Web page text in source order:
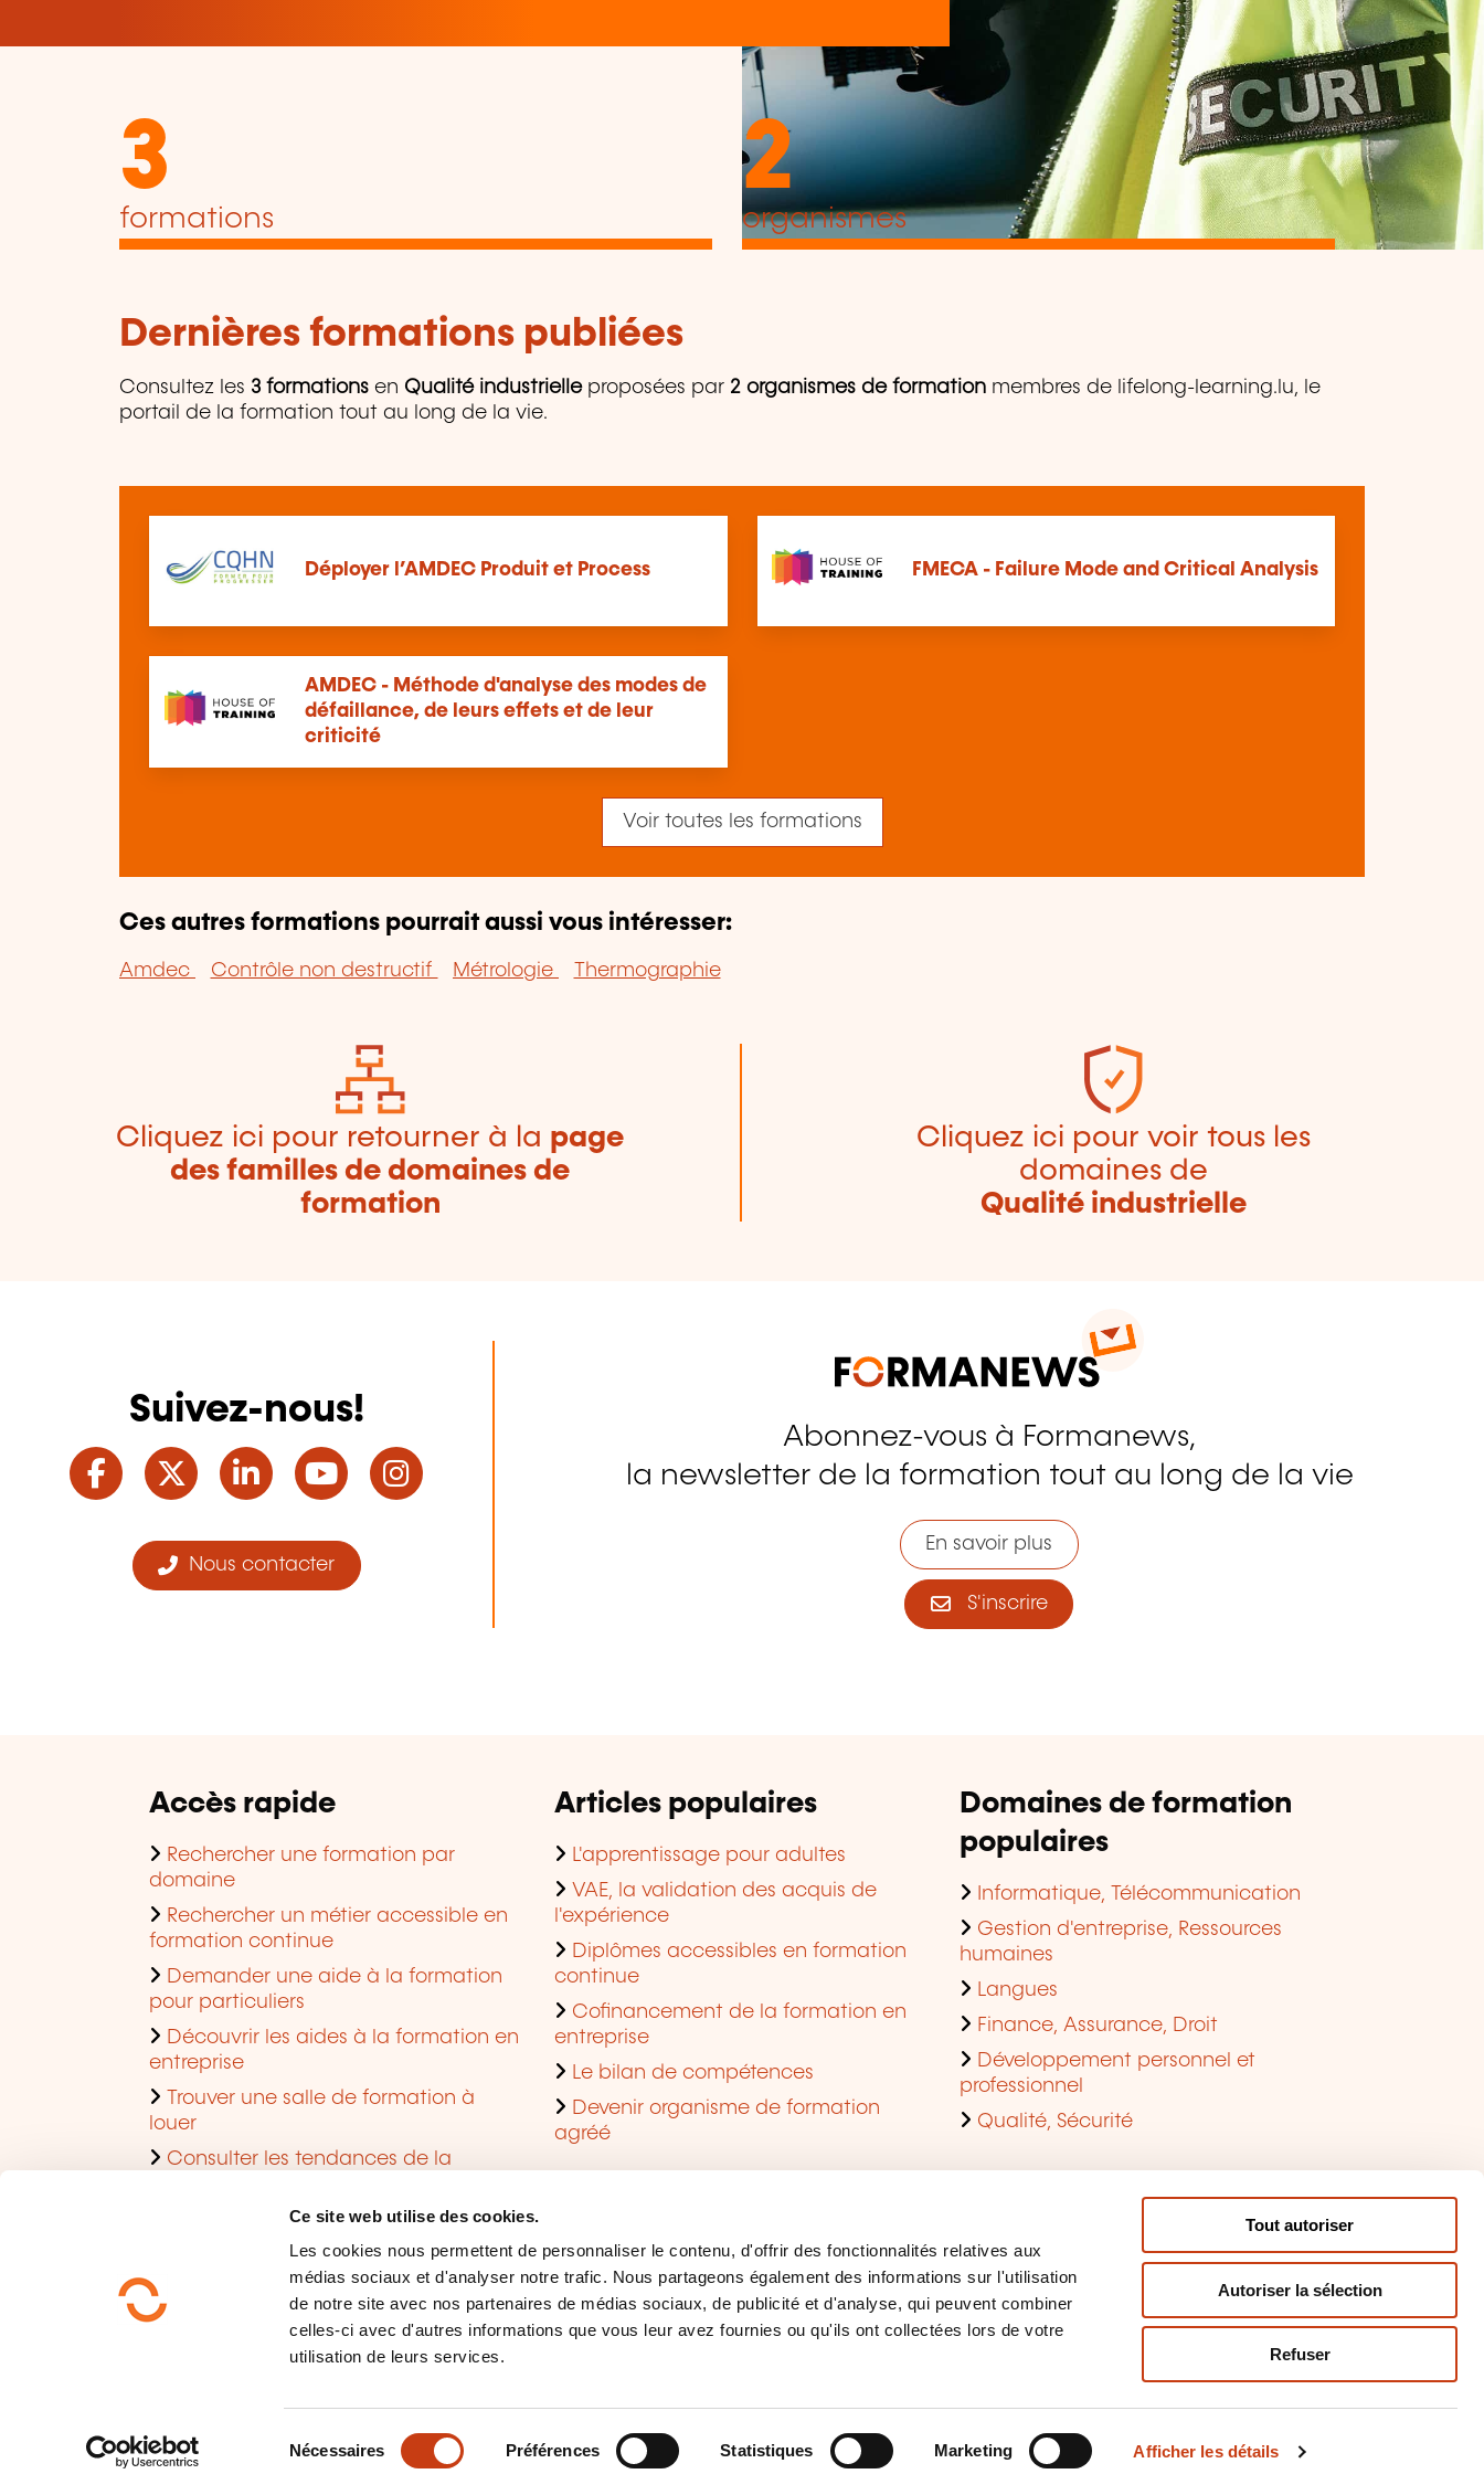
Ce site web utilise des cookies.
Les cookies nous permettent de personnaliser le contenu, d'offrir des fonctionnalités relatives aux
médias sociaux et d'analyser notre trafic. Nous partageons également des informations sur l'utilisation
de notre site avec nos partenaires de médias sociaux, de publicité et d'analyse, qui peuvent combiner
celles-ci avec d'autres informations que vous leur avez fournies ou qu'ils ont collectées lors de votre
utilisation de leurs services.
Nécessaires Préférences Statistiques Marketing Afficher les détails
Tout autoriser
Autoriser la sélection
Refuser
3
formations
2
organismes
Dernières formations publiées
Consultez les 3 formations en Qualité industrielleproposées par 2 organismes de formation membres de lifelong-learning.lu, le
portail de la formation tout au long de la vie.
Déployer l’AMDEC Produit et Process FMECA - Failure Mode and Critical Analysis
AMDEC - Méthode d'analyse des modes de
défaillance, de leurs effets et de leur
criticité
Voir toutes les formations
Ces autres formations pourrait aussi vous intéresser:
Amdec Contrôle non destructif Métrologie Thermographie
Cliquez ici pour retourner à la page
des familles de domaines de
formation
Cliquez ici pour voir tous les
domaines de
Qualité industrielle
Suivez-nous!
Facebook
TwitterLinkedInYouTube
Nous contacter
Abonnez-vous à Formanews,
la newsletter de la formation tout au long de la vie
En savoir plus
S'inscrire
Accès rapide
Rechercher une formation par
domaine
Rechercher un métier accessible en
formation continue
Demander une aide à la formation
pour particuliers
Découvrir les aides à la formation en
entreprise
Trouver une salle de formation à
louer
Consulter les tendances de la
Articles populaires
L'apprentissage pour adultes
VAE, la validation des acquis de
l'expérience
Diplômes accessibles en formation
continue
Cofinancement de la formation en
entreprise
Le bilan de compétences
Devenir organisme de formation
agréé
Domaines de formation
populaires
Informatique, Télécommunication
Gestion d'entreprise, Ressources
humaines
Langues
Finance, Assurance, Droit
Développement personnel et
professionnel
Qualité, Sécurité
Plan du site